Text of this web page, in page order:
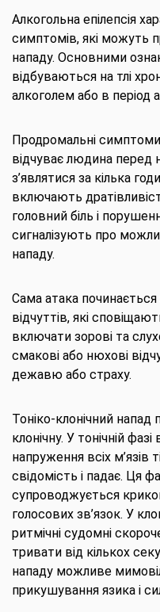
Алкогольна епілепсія
симптомів, які можуть
нападу. Основними
відбуваються на тлі
алкоголем або в період
Продромальні
відчуває людина перед
з’являтися за кілька
включають
головний біль і
сигналізують про
нападу.
Сама атака
відчуттів, які
включати зорові та
смакові або нюхові
дежавю або страху.
Тоніко-клонічний напад
клонічну. У тонічній
напруження всіх м’язів
свідомість і падає. Ця
супроводжується
голосових зв’язок. У
ритмічні судомні
тривати від кількох
нападу можливе
прикушування язика і